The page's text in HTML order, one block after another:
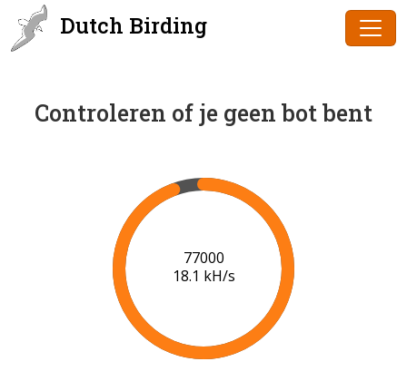
Dutch Birding
Controleren of je geen bot bent
79000
18.2 kH/s